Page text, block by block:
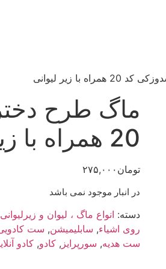
با زیر لیوانی
ماگ طرح
20 همراه با زیر لیوانی
تومان ۲۷۵,۰۰۰
در انبار موجود نمی باشد
دسته: انواع ماگ ، لیوان و زیرلیوانی
روی اشیاء, سابلیمیشن, ست
ست هدیه, سورپرایز , کادو, کادو